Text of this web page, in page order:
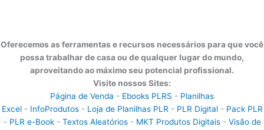
Oferecemos as ferramentas e recursos necessários para que você
possa trabalhar de casa ou de qualquer lugar do mundo,
aproveitando ao máximo seu potencial profissional.
Visite nossos Sites:
Página de Venda - Ebooks PLRS - Planilhas
Excel- InfoProdutos- Loja de Planilhas PLR - PLR Digital- Pack PLR
- PLR e-Book- Textos Aleatórios- MKT Produtos Digitais- Visão de